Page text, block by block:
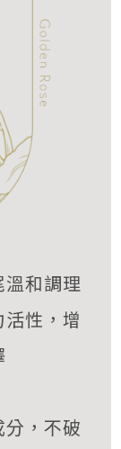
和調理
性，增
，不破